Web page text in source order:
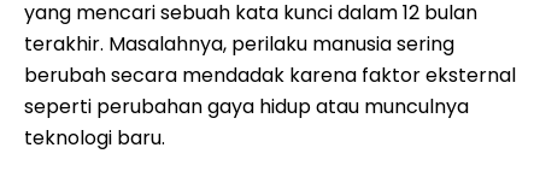
yang mencari sebuah kata kunci dalam 12 bulan
terakhir. Masalahnya, perilaku manusia sering
berubah secara mendadak karena faktor eksternal
seperti perubahan gaya hidup atau munculnya
teknologi baru.